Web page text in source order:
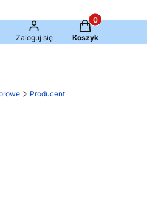
wyszukiwarkę
Zaloguj się
Produkty w
Koszyk
Producent